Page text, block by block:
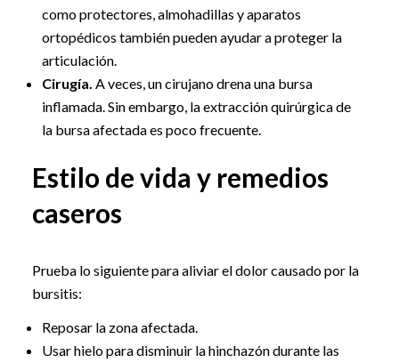
como protectores, almohadillas y aparatos
ortopédicos también pueden ayudar a proteger la
articulación.
Cirugía. A veces, un cirujano drena una bursa
inflamada. Sin embargo, la extracción quirúrgica de
la bursa afectada es poco frecuente.
Estilo de vida y remedios
caseros
Prueba lo siguiente para aliviar el dolor causado por la
bursitis:
Reposar la zona afectada.
Usar hielo para disminuir la hinchazón durante las